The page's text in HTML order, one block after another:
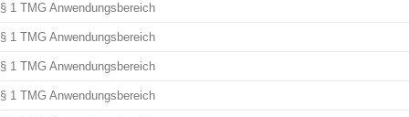
§ 1 TMG Anwendungsbereich
§ 1 TMG Anwendungsbereich
§ 1 TMG Anwendungsbereich
§ 1 TMG Anwendungsbereich